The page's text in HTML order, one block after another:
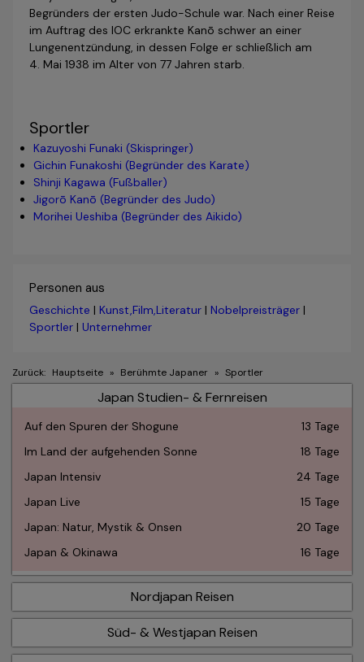
Begründers der ersten Judo-Schule war. Nach einer Reise
im Auftrag des IOC erkrankte Kanō schwer an einer
Lungen­ent­zündung, in dessen Folge er schließlich am
4. Mai 1938 im Alter von 77 Jahren starb.
Sportler
Kazuyoshi Funaki (Skispringer)
Gichin Funakoshi (Begründer des Karate)
Shinji Kagawa (Fußballer)
Jigorō Kanō (Begründer des Judo)
Morihei Ueshiba (Begründer des Aikido)
Personen aus
Geschichte | Kunst,Film,Literatur | Nobelpreisträger |
Sportler | Unternehmer
Zurück: Hauptseite » Berühmte Japaner » Sportler
Japan Studien- & Fernreisen
Auf den Spuren der Shogune
13 Tage
Im Land der aufgehenden Sonne
18 Tage
Japan Intensiv
24 Tage
Japan Live
15 Tage
Japan: Natur, Mystik & Onsen
20 Tage
Japan & Okinawa
16 Tage
Nordjapan Reisen
Süd- & Westjapan Reisen